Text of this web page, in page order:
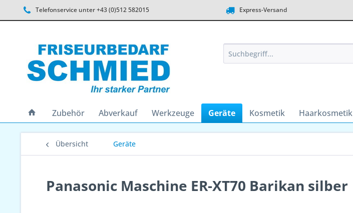
Telefonservice unter +43 (0)512 582015 Express-Versand
Zubehör Abverkauf Werkzeuge Geräte Kosmetik Haarkosmetik
Übersicht Geräte
Panasonic Maschine ER-XT70 Barikan silber